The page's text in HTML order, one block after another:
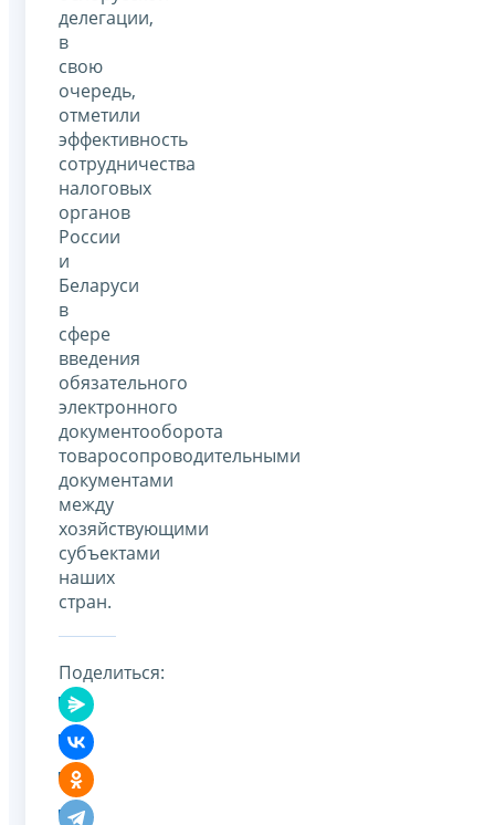
делегации,
в
свою
очередь,
отметили
эффективность
сотрудничества
налоговых
органов
России
и
Беларуси
в
сфере
введения
обязательного
электронного
документооборота
товаросопроводительными
документами
между
хозяйствующими
субъектами
наших
стран.
Поделиться: